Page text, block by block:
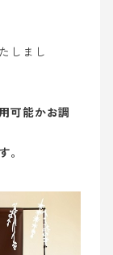
しまし
可能かお調
。